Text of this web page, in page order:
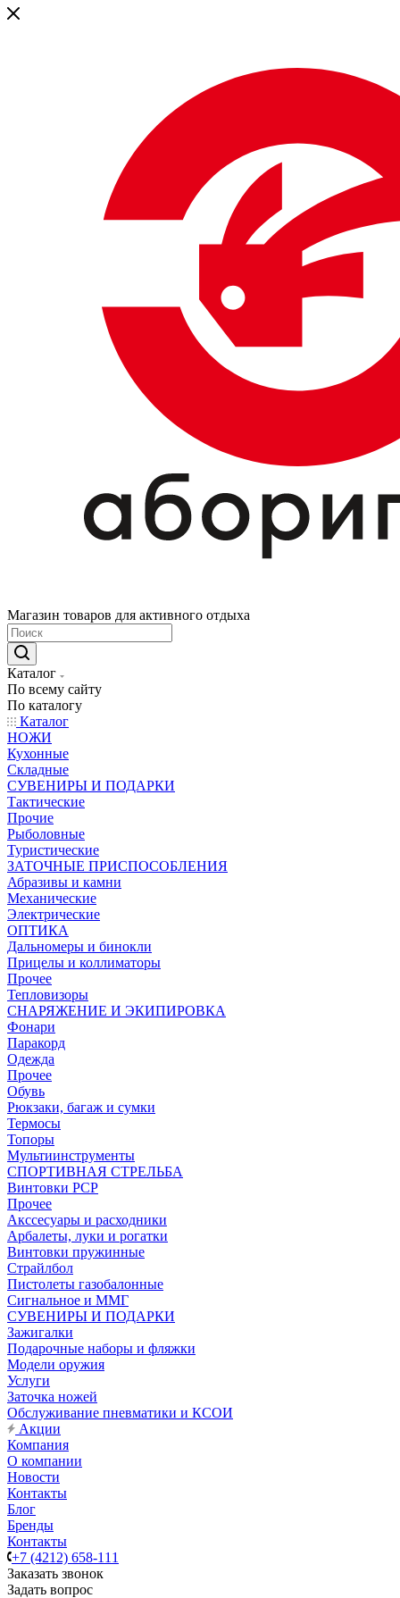
Магазин товаров для активного отдыха
Каталог
По всему сайту
По каталогу
Каталог
НОЖИ
Кухонные
Складные
СУВЕНИРЫ И ПОДАРКИ
Тактические
Прочие
Рыболовные
Туристические
ЗАТОЧНЫЕ ПРИСПОСОБЛЕНИЯ
Абразивы и камни
Механические
Электрические
ОПТИКА
Дальномеры и бинокли
Прицелы и коллиматоры
Прочее
Тепловизоры
СНАРЯЖЕНИЕ И ЭКИПИРОВКА
Фонари
Паракорд
Одежда
Прочее
Обувь
Рюкзаки, багаж и сумки
Термосы
Топоры
Мультиинструменты
СПОРТИВНАЯ СТРЕЛЬБА
Винтовки PCP
Прочее
Акссесуары и расходники
Арбалеты, луки и рогатки
Винтовки пружинные
Страйлбол
Пистолеты газобалонные
Сигнальное и ММГ
СУВЕНИРЫ И ПОДАРКИ
Зажигалки
Подарочные наборы и фляжки
Модели оружия
Услуги
Заточка ножей
Обслуживание пневматики и КСОИ
Акции
Компания
О компании
Новости
Контакты
Блог
Бренды
Контакты
+7 (4212) 658-111
Заказать звонок
Задать вопрос